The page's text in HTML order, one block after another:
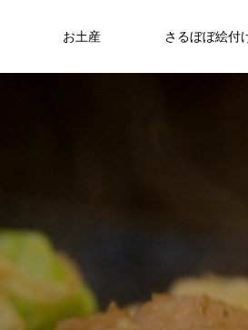
お土産 さるぼぼ絵付